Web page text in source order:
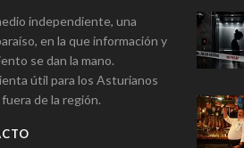
independiente, una
en la que información y
se dan la mano.
útil para los Asturianos
de la región.